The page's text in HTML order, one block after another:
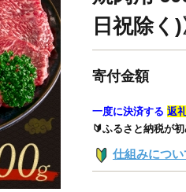
日祝除く
寄付金額
一度に決済する 返
🔰ふるさと納税が
仕組みについ